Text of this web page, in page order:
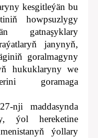
kesgitleýän bu
howpsuzlygy
gatnaşyklary
janynyň,
goralmagyny
hukuklaryny we
goramaga
nji maddasynda
ýol hereketine
ýollary